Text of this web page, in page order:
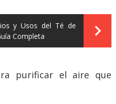
y Usos del Té de
Completa
purificar el aire que